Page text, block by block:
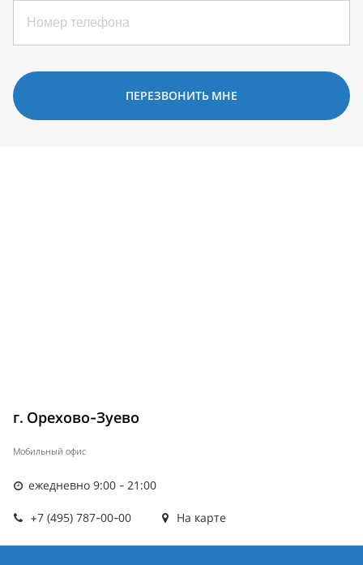
ПЕРЕЗВОНИТЬ МНЕ
г. Орехово-Зуево
Мобильный офис
ежедневно 9:00 - 21:00
+7 (495) 787-00-00 На карте